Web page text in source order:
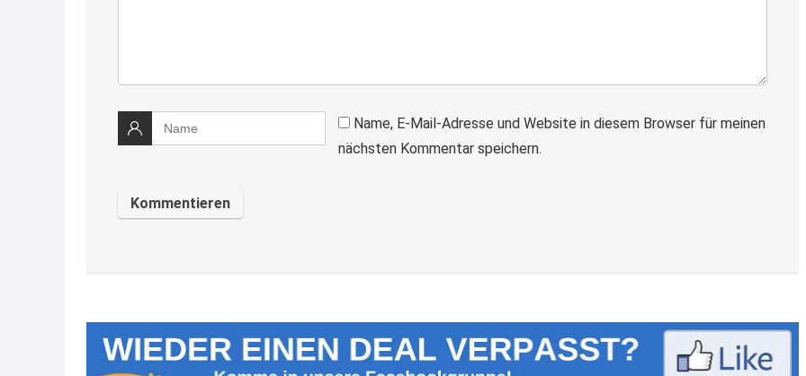
Name, E-Mail-Adresse und Website in diesem Browser für meinen
nächsten Kommentar speichern.